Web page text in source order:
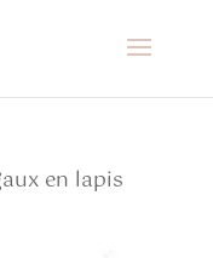
en lapis